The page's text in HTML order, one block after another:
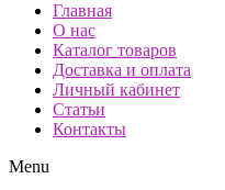
Главная
О нас
Каталог товаров
Доставка и оплата
Личный кабинет
Статьи
Контакты
Menu